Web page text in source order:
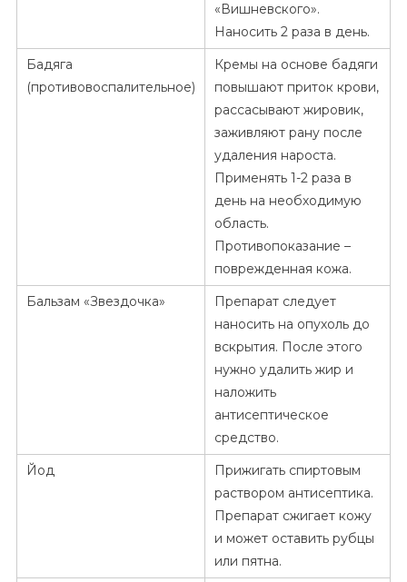
«Вишневского».
Наносить 2 раза в день.
Бадяга
(противовоспалительное)
Кремы на основе бадяги
повышают приток крови,
рассасывают жировик,
заживляют рану после
удаления нароста.
Применять 1-2 раза в
день на необходимую
область.
Противопоказание –
поврежденная кожа.
Бальзам «Звездочка»
Препарат следует
наносить на опухоль до
вскрытия. После этого
нужно удалить жир и
наложить
антисептическое
средство.
Йод
Прижигать спиртовым
раствором антисептика.
Препарат сжигает кожу
и может оставить рубцы
или пятна.